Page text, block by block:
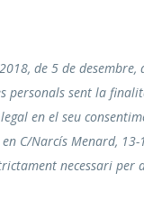
de 5 de
personals sent la
en el seu
en C/Narcís Menard,
necessari